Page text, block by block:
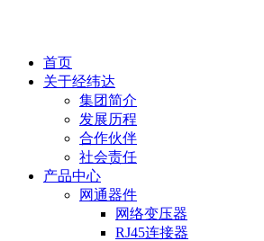
首页
关于经纬达
集团简介
发展历程
合作伙伴
社会责任
产品中心
网通器件
网络变压器
RJ45连接器